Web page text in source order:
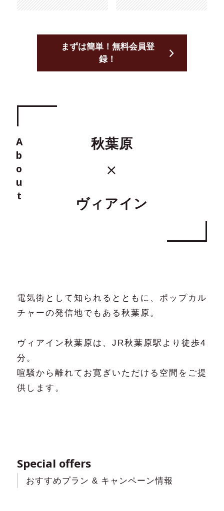
まずは簡単！無料会員登
録！
About 秋葉原
ヴィアイン
電気街として知られるとともに、ポップカル
チャーの発信地でもある秋葉原。
ヴィアイン秋葉原は、JR秋葉原駅より徒歩4
分。
喧騒から離れてお寛ぎいただける空間をご提
供します。
Special offers
おすすめプラン & キャンペーン情報